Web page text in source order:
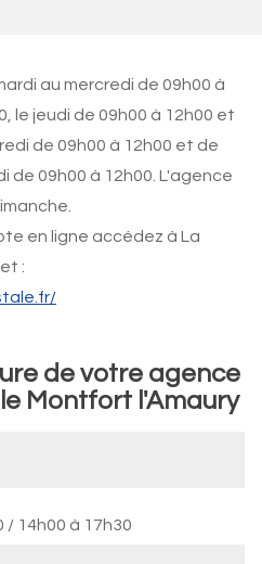
au mercredi de 09h00 à
le jeudi de 09h00 à 12h00 et
de 09h00 à 12h00 et de
de 09h00 à 12h00. L'agence
en ligne accédez à La
:
de votre agence
Montfort l'Amaury
/ 14h00 à 17h30